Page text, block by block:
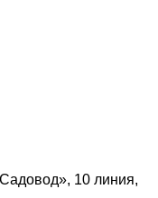
10 линия,